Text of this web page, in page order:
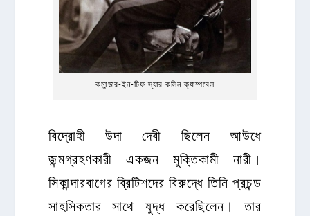
কমান্ডার-ইন-চিফ স্যার কলিন ক্যাম্পবেল
বিদ্রোহী উদা দেবী ছিলেন আউধে
জন্মগ্রহণকারী একজন মুক্তিকামী নারী।
সিকান্দারবাগের ব্রিটিশদের বিরুদ্ধে তিনি প্রচন্ড
সাহসিকতার সাথে যুদ্ধ করেছিলেন। তার